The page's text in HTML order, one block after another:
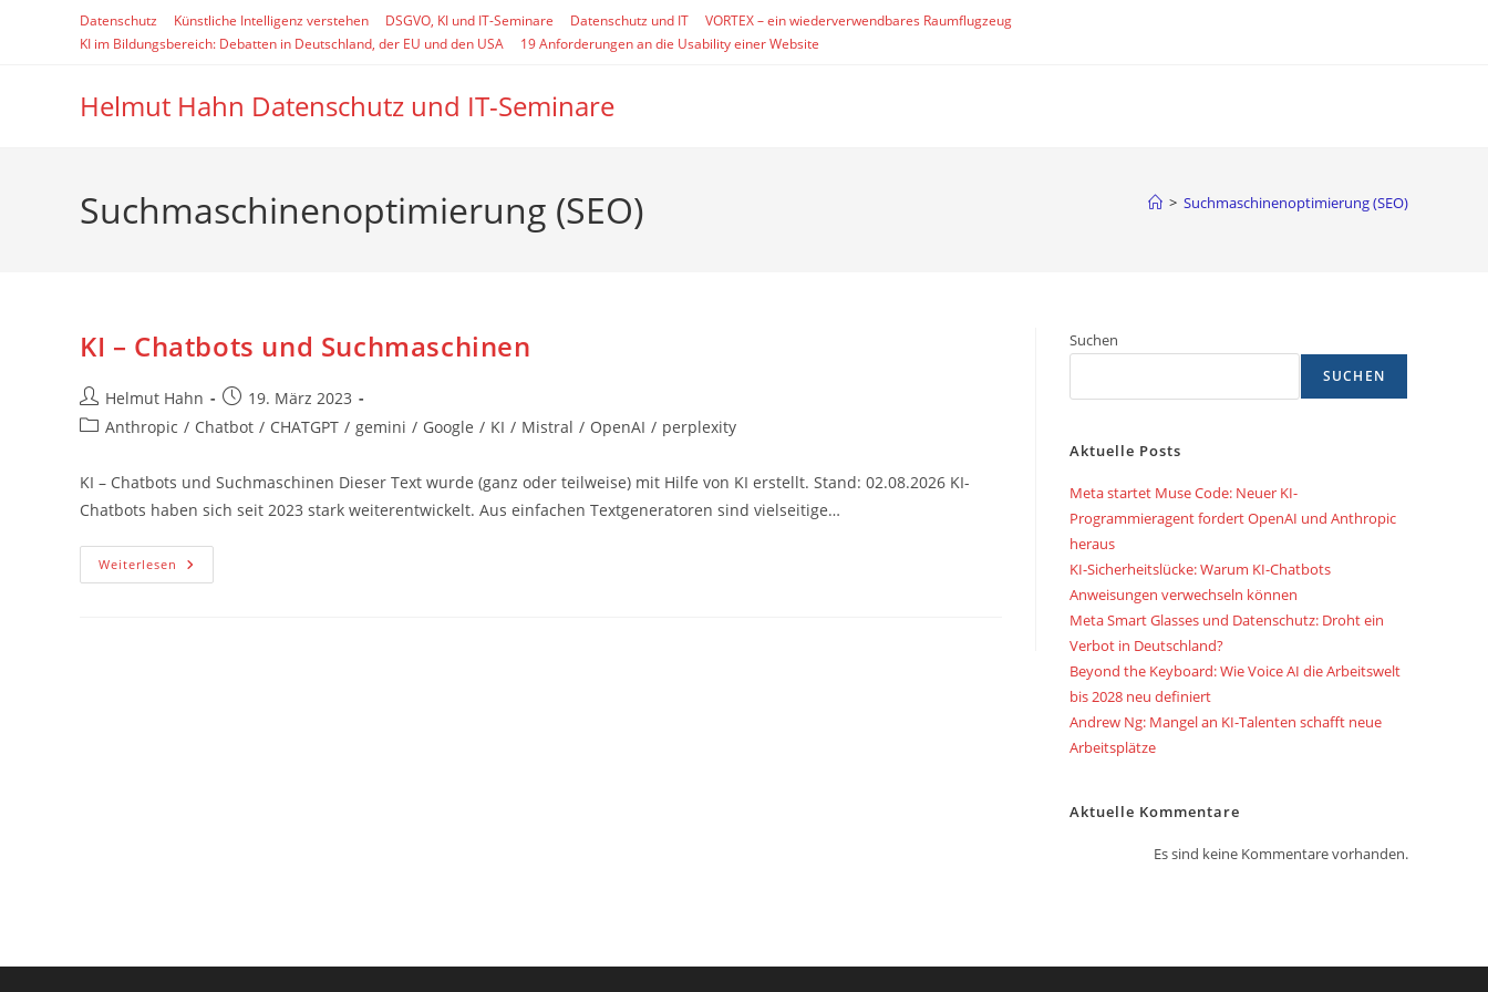
Datenschutz Künstliche Intelligenz verstehen DSGVO, KI und IT-Seminare Datenschutz und IT
VORTEX – ein wiederverwendbares Raumflugzeug
KI im Bildungsbereich: Debatten in Deutschland, der EU und den USA
19 Anforderungen an die Usability einer Website
Helmut Hahn Datenschutz und IT-Seminare
Suchmaschinenoptimierung (SEO) > Suchmaschinenoptimierung (SEO)
KI – Chatbots und Suchmaschinen
Beitrags-
Autor:
Helmut Hahn
Beitrag
veröffentlicht:
19. März 2023
Beitrags-
Anthropic / Chatbot / CHATGPT / gemini / Google / KI / Mistral / OpenAI / perplexity
KI – Chatbots und Suchmaschinen Dieser Text wurde (ganz oder teilweise) mit Hilfe von KI erstellt. Stand: 02.08.2026 KI-
Chatbots haben sich seit 2023 stark weiterentwickelt. Aus einfachen Textgeneratoren sind vielseitige…
Weiterlesen KI
–
Suchen
SUCHEN
Aktuelle Posts
Meta startet Muse Code: Neuer KI-
Programmieragent fordert OpenAI und Anthropic
heraus
KI-Sicherheitslücke: Warum KI-Chatbots
Anweisungen verwechseln können
Meta Smart Glasses und Datenschutz: Droht ein
Verbot in Deutschland?
Beyond the Keyboard: Wie Voice AI die Arbeitswelt
bis 2028 neu definiert
Andrew Ng: Mangel an KI-Talenten schafft neue
Arbeitsplätze
Aktuelle Kommentare
Es sind keine Kommentare vorhanden.